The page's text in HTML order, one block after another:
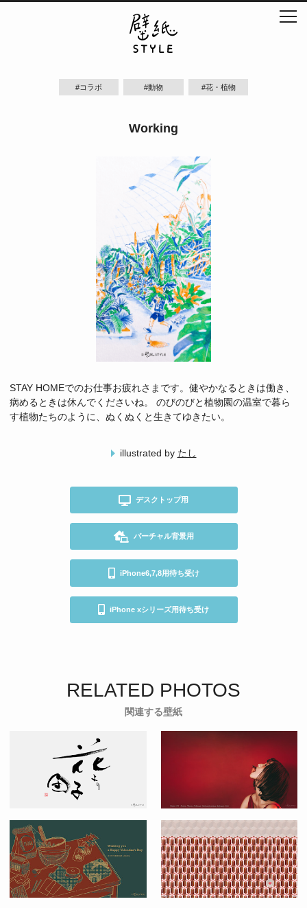
#コラボ #動物 #花・植物
Working
STAY HOMEでのお仕事お疲れさまです。健やかなるときは働き、
病めるときは休んでくださいね。 のびのびと植物園の温室で暮ら
す植物たちのように、ぬくぬくと生きてゆきたい。
illustrated by たし
デスクトップ用
バーチャル背景用
iPhone6,7,8用待ち受け
iPhone xシリーズ用待ち受け
RELATED PHOTOS
関連する壁紙